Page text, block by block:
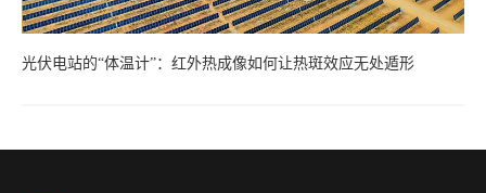
光伏电站的“体温计”：红外热成像如何让热斑效应无处遁形